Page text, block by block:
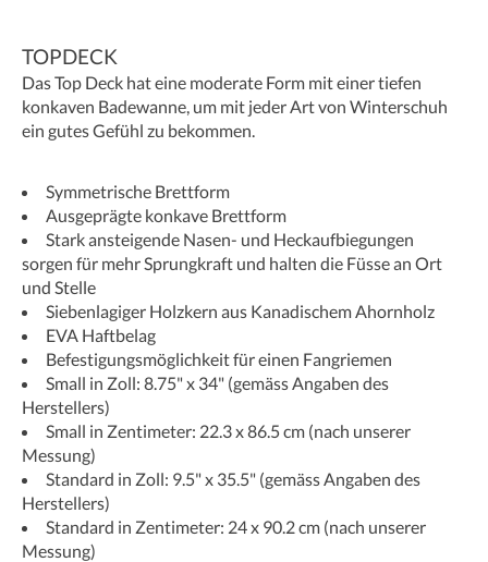
TOPDECK
Das Top Deck hat eine moderate Form mit einer tiefen
konkaven Badewanne, um mit jeder Art von Winterschuh
ein gutes Gefühl zu bekommen.
Symmetrische Brettform
Ausgeprägte konkave Brettform
Stark ansteigende Nasen- und Heckaufbiegungen
sorgen für mehr Sprungkraft und halten die Füsse an Ort
und Stelle
Siebenlagiger Holzkern aus Kanadischem Ahornholz
EVA Haftbelag
Befestigungsmöglichkeit für einen Fangriemen
Small in Zoll: 8.75" x 34" (gemäss Angaben des
Herstellers)
Small in Zentimeter: 22.3 x 86.5 cm (nach unserer
Messung)
Standard in Zoll: 9.5" x 35.5" (gemäss Angaben des
Herstellers)
Standard in Zentimeter: 24 x 90.2 cm (nach unserer
Messung)